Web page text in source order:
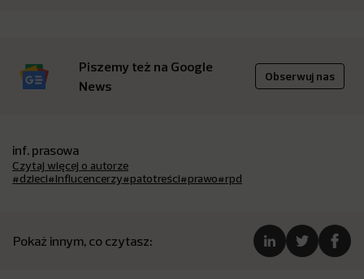
Piszemy też na Google
News
Obserwuj nas
inf. prasowa
Czytaj więcej o autorze
#dzieci#influcencerzy#patotreści#prawo#rpd
Pokaż innym, co czytasz: